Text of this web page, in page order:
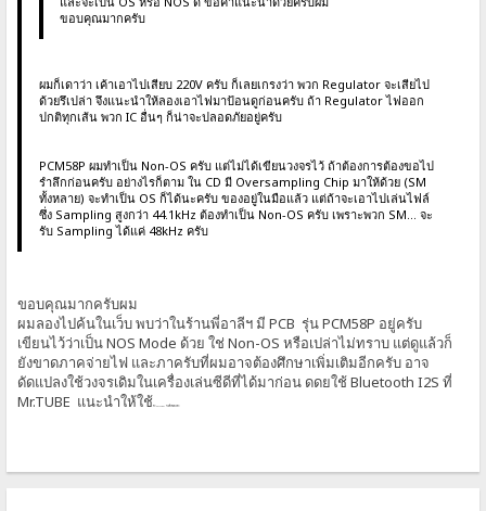
ขอบคุณมากครับ
ผมก็เดาว่า เค้าเอาไปเสียบ 220V ครับ ก็เลยเกรงว่า พวก Regulator จะเสียไป
ด้วยรึเปล่า จึงแนะนำให้ลองเอาไฟมาป้อนดูก่อนครับ ถ้า Regulator ไฟออก
ปกติทุกเส้น พวก IC อื่นๆ ก็น่าจะปลอดภัยอยู่ครับ
PCM58P ผมทำเป็น Non-OS ครับ แต่ไม่ได้เขียนวงจรไว้ ถ้าต้องการต้องขอไป
รำลึกก่อนครับ อย่างไรก็ตาม ใน CD มี Oversampling Chip มาให้ด้วย (SM
ทั้งหลาย) จะทำเป็น OS ก็ได้นะครับ ของอยู่ในมือแล้ว แต่ถ้าจะเอาไปเล่นไฟล์
ซึ่ง Sampling สูงกว่า 44.1kHz ต้องทำเป็น Non-OS ครับ เพราะพวก SM... จะ
รับ Sampling ได้แค่ 48kHz ครับ
ขอบคุณมากครับผม
ผมลองไปค้นในเว็บ พบว่าในร้านพี่อาลีฯ มี PCB รุ่น PCM58P อยู่ครับ
เขียนไว้ว่าเป็น NOS Mode ด้วย ใช่ Non-OS หรือเปล่าไม่ทราบ แต่ดูแล้วก็
ยังขาดภาคจ่ายไฟ และภาครับที่ผมอาจต้องศึกษาเพิ่มเติมอีกครับ อาจ
ดัดแปลงใช้วงจรเดิมในเครื่องเล่นซีดีที่ได้มาก่อน ดดยใช้ Bluetooth I2S ที่
Mr.TUBE แนะนำให้ใช้กับ TDA1541 ในครั้งที่แล้วครับ